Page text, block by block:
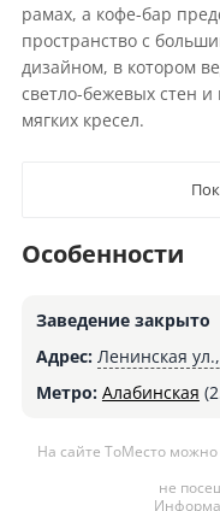
рамах, а кофе-бар
пространство с
дизайном, в котором
светло-бежевых стен
мягких кресел.
Особенности
Заведение закрыто
Адрес: Ленинская
Метро: Алабинская
На сайте ТоМесто можно
не